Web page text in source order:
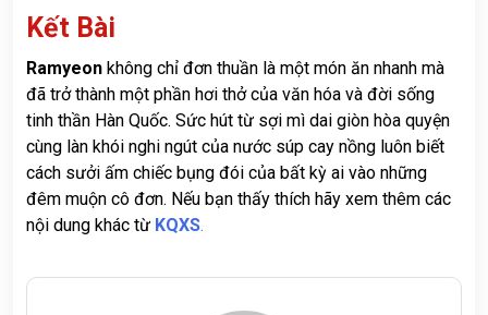
Kết Bài
Ramyeon không chỉ đơn thuần là một món ăn nhanh mà
đã trở thành một phần hơi thở của văn hóa và đời sống
tinh thần Hàn Quốc. Sức hút từ sợi mì dai giòn hòa quyện
cùng làn khói nghi ngút của nước súp cay nồng luôn biết
cách sưởi ấm chiếc bụng đói của bất kỳ ai vào những
đêm muộn cô đơn. Nếu bạn thấy thích hãy xem thêm các
nội dung khác từ KQXS.